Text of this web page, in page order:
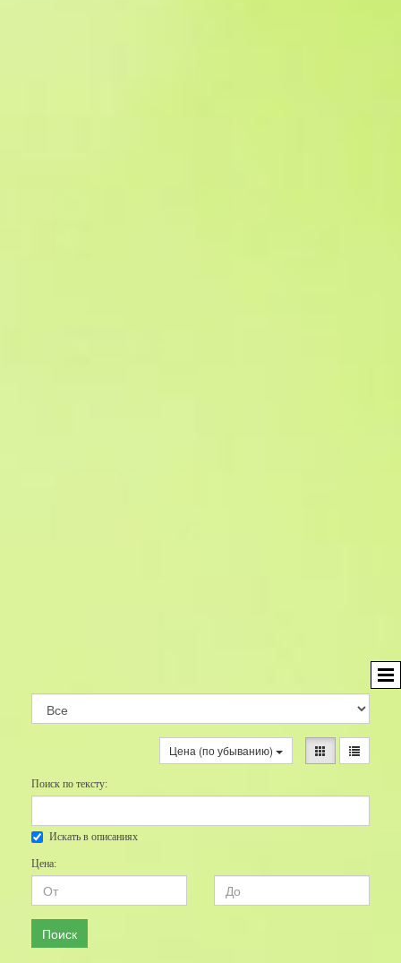
Цена (по убыванию)
Поиск по тексту:
Искать в описаниях
Цена:
Поиск